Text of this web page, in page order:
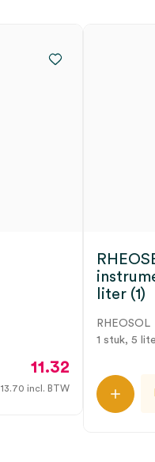
11.32
13.70 incl. BTW
liter (1)
RHEOSOL
1 stuk, 5